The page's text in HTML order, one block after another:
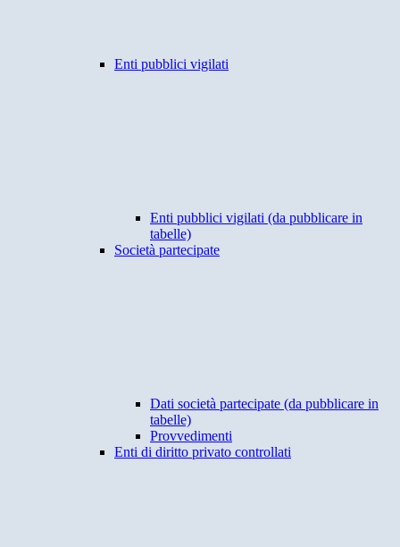
Enti pubblici vigilati
Enti pubblici vigilati (da pubblicare in
tabelle)
Società partecipate
Dati società partecipate (da pubblicare in
tabelle)
Provvedimenti
Enti di diritto privato controllati